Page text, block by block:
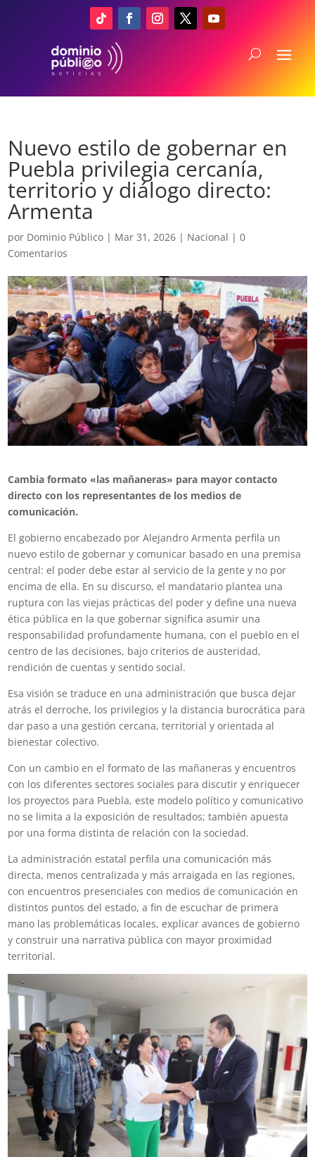
Nuevo estilo de gobernar en
Puebla privilegia cercanía,
territorio y diálogo directo:
Armenta
por Dominio Público | Mar 31, 2026 | Nacional |0
Comentarios
Cambia formato «las mañaneras» para mayor contacto
directo con los representantes de los medios de
comunicación.
El gobierno encabezado por Alejandro Armenta perfila un
nuevo estilo de gobernar y comunicar basado en una premisa
central: el poder debe estar al servicio de la gente y no por
encima de ella. En su discurso, el mandatario plantea una
ruptura con las viejas prácticas del poder y define una nueva
ética pública en la que gobernar significa asumir una
responsabilidad profundamente humana, con el pueblo en el
centro de las decisiones, bajo criterios de austeridad,
rendición de cuentas y sentido social.
Esa visión se traduce en una administración que busca dejar
atrás el derroche, los privilegios y la distancia burocrática para
dar paso a una gestión cercana, territorial y orientada al
bienestar colectivo.
Con un cambio en el formato de las mañaneras y encuentros
con los diferentes sectores sociales para discutir y enriquecer
los proyectos para Puebla, este modelo político y comunicativo
no se limita a la exposición de resultados; también apuesta
por una forma distinta de relación con la sociedad.
La administración estatal perfila una comunicación más
directa, menos centralizada y más arraigada en las regiones,
con encuentros presenciales con medios de comunicación en
distintos puntos del estado, a fin de escuchar de primera
mano las problemáticas locales, explicar avances de gobierno
y construir una narrativa pública con mayor proximidad
territorial.